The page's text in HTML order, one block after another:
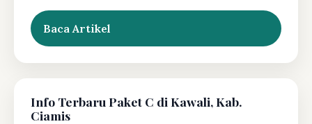
Baca Artikel
Info Terbaru Paket C di Kawali, Kab.
Ciamis